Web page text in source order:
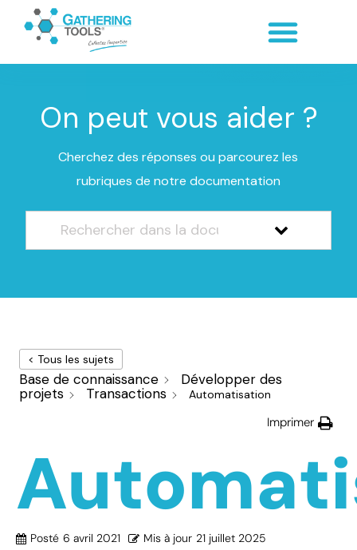
On peut vous aider ?
Cherchez des réponses ou parcourez les
rubriques de notre documentation
< Tous les sujets
Base de connaissance
Développer des
projets
Transactions Automatisation
Imprimer
Posté 6 avril 2021 Mis à jour 21 juillet 2025